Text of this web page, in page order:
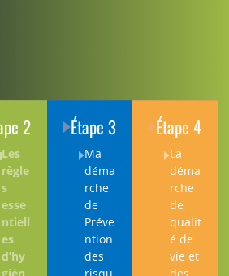
2
Les
règle
s
esse
ntiell
es
d’hy
Étape 3
Ma
déma
rche
de
Préve
ntion
des
Étape 4
La
déma
rche
de
qualit
é de
vie et